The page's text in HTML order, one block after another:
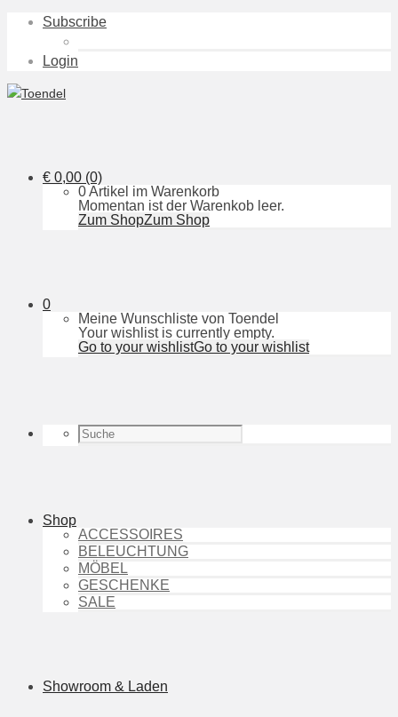
Subscribe
Login
€ 0,00 (0)
0 Artikel im Warenkorb
Momentan ist der Warenkob leer.
Zum ShopZum Shop
0
Meine Wunschliste von Toendel
Your wishlist is currently empty.
Go to your wishlistGo to your wishlist
Shop
ACCESSOIRES
BELEUCHTUNG
MÖBEL
GESCHENKE
SALE
Showroom & Laden